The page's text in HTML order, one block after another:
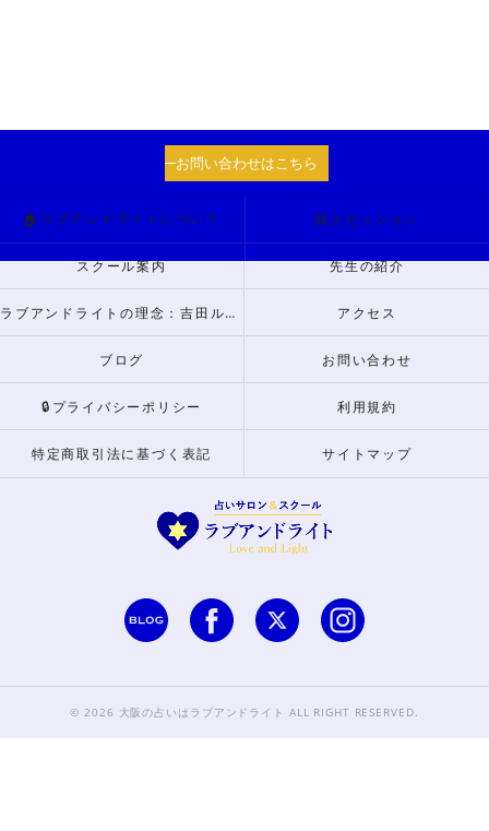
お問い合わせはこちら
🏠ラブアンドライトについて 個人セッション
スクール案内 先生の紹介
ラブアンドライトの理念：吉田ルナからのメッセージ アクセス
ブログ お問い合わせ
🔒プライバシーポリシー 利用規約
特定商取引法に基づく表記 サイトマップ
© 2026 大阪の占いはラブアンドライト ALL RIGHT RESERVED.